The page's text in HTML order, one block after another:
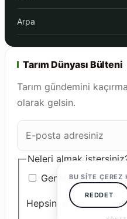
Arpa
Tarım Dünyası Bülteni
Tarım gündemini
olarak gelsin.
E-
posta
adresiniz
Neleri almak
Genel
Hepsini almak için
BU SITE ÇEREZ
REDDET